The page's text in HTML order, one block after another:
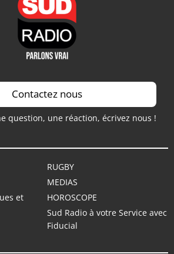
Contactez nous
question, une réaction, écrivez nous !
RUGBY
MEDIAS
et
HOROSCOPE
Sud Radio à votre Service avec
Fiducial